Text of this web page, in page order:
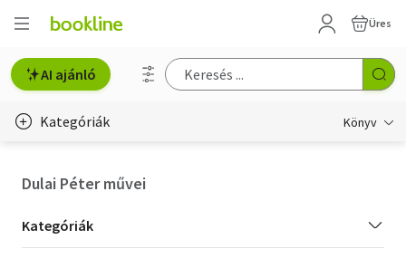
Üres
AI ajánló
Kategóriák Könyv
Dulai Péter művei
Kategória
szűrés
Kategóriák